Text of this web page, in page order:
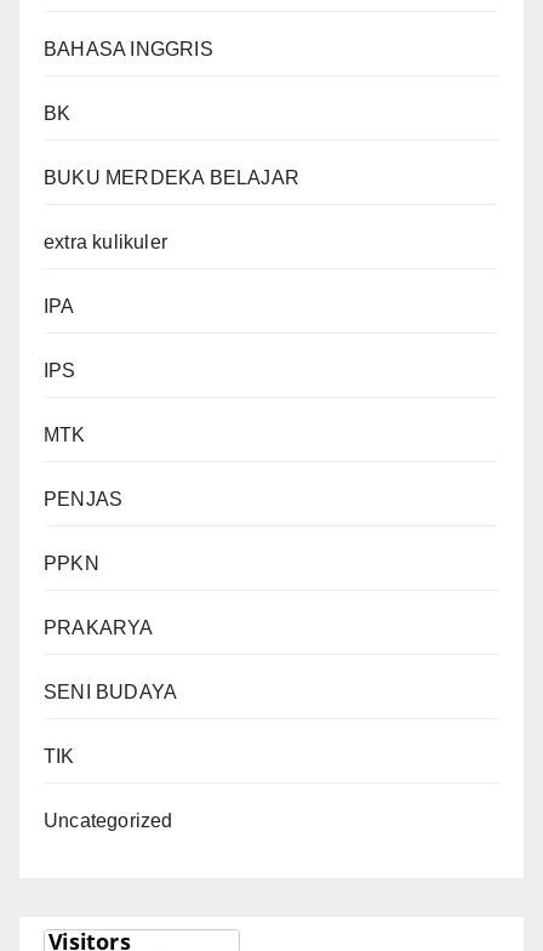
BAHASA INGGRIS
BK
BUKU MERDEKA BELAJAR
extra kulikuler
IPA
IPS
MTK
PENJAS
PPKN
PRAKARYA
SENI BUDAYA
TIK
Uncategorized